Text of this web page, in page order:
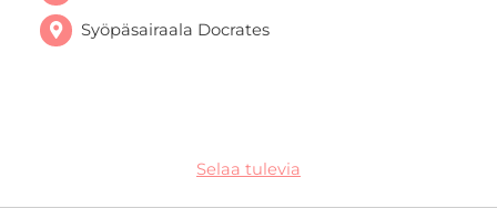
Syöpäsairaala Docrates
Selaa tulevia